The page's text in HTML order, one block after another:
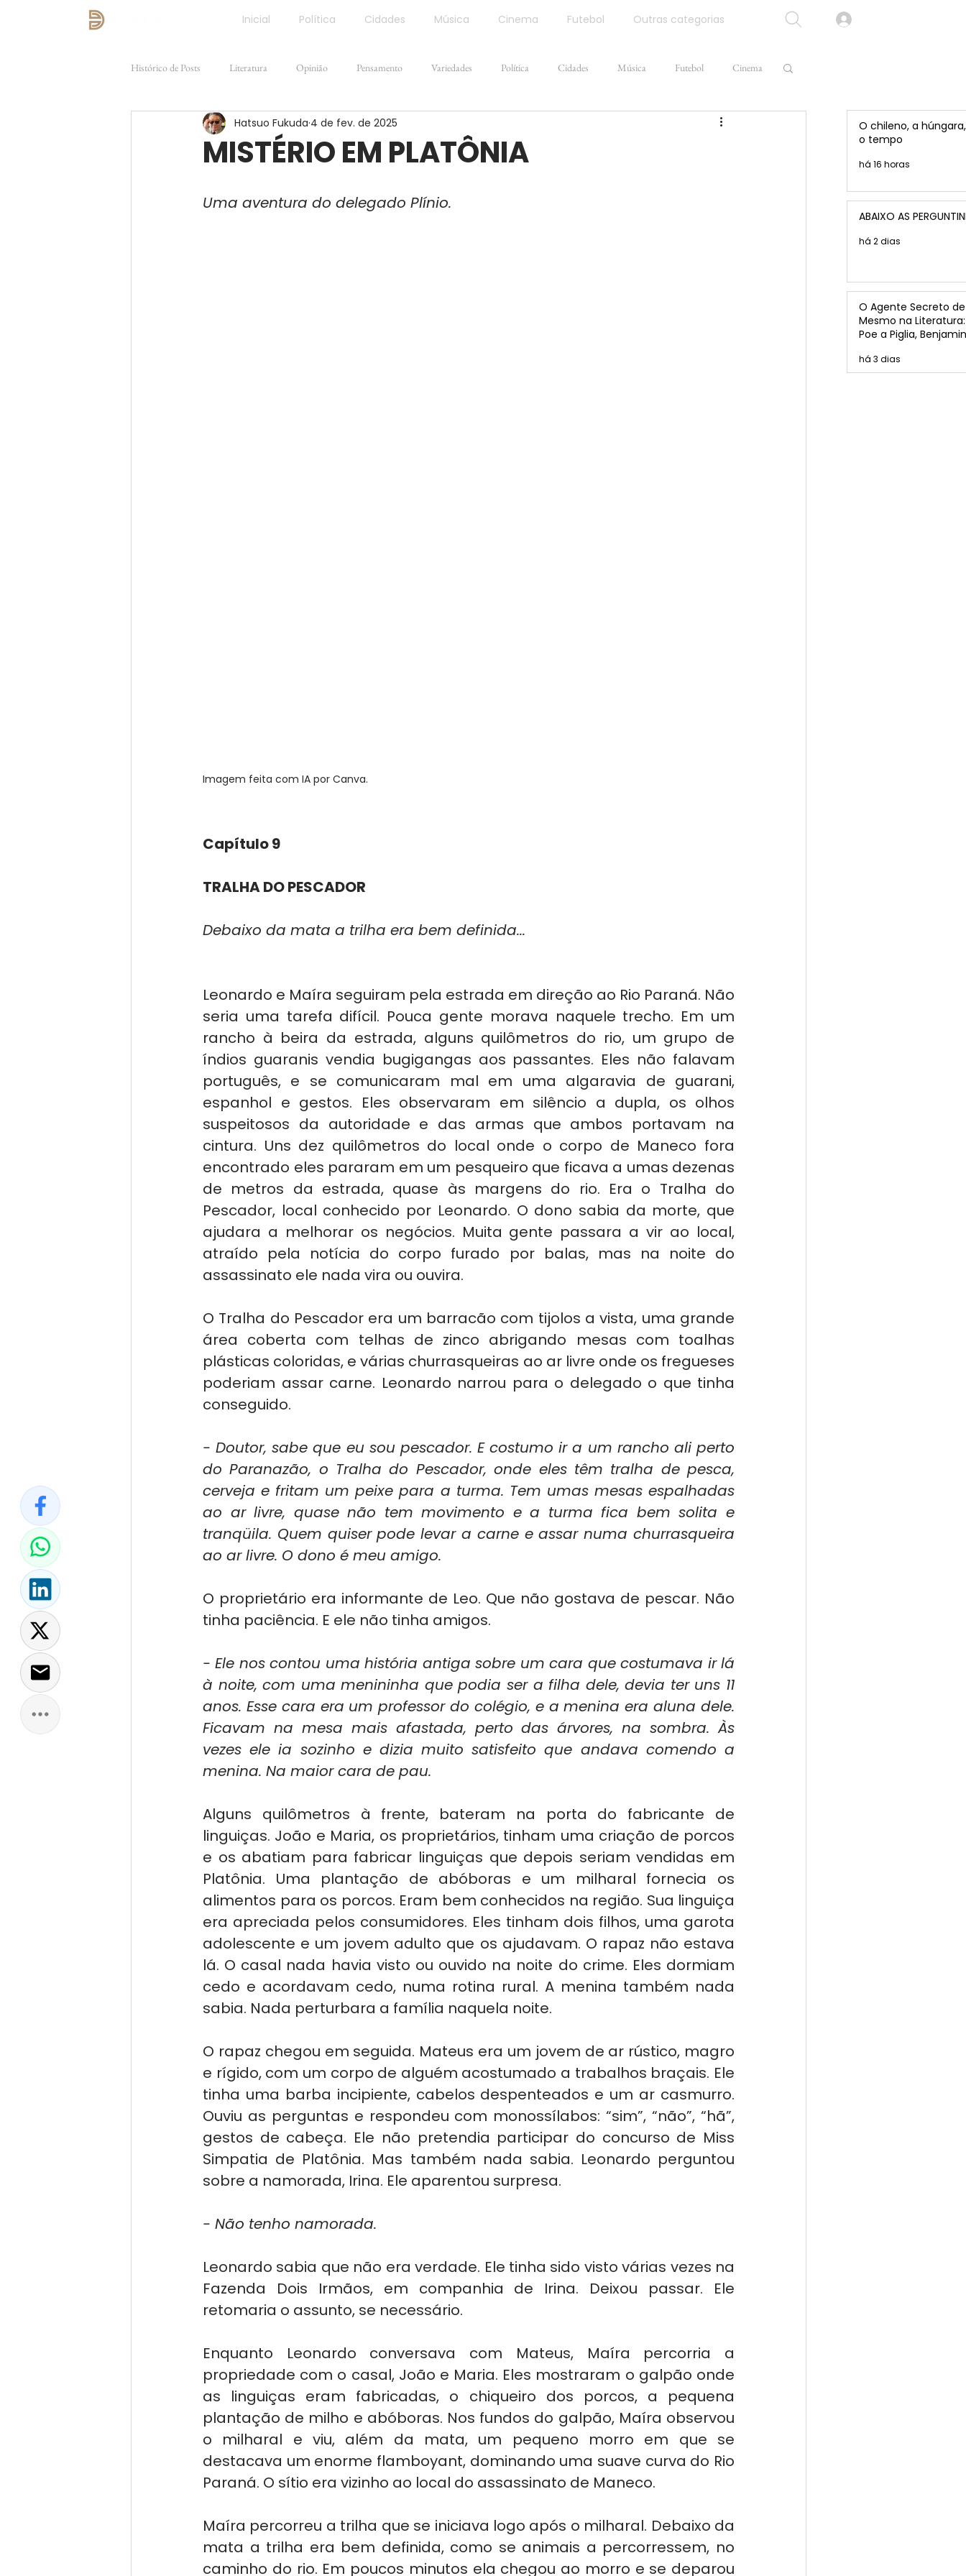
Inicial Política Cidades Música Cinema Futebol Outras categorias
Histórico de Posts Literatura Opinião Pensamento Variedades Política Cidades Música Futebol Cinema
Direito e Justiça FILOSOFIA
MISTÉRIO EM PLATÔNIA
Hatsuo Fukuda 4 de fev. de 2025
Uma aventura do delegado Plínio.
Imagem feita com IA por Canva.
Capítulo 9
TRALHA DO PESCADOR
Debaixo da mata a trilha era bem definida...
Leonardo e Maíra seguiram pela estrada em direção ao Rio Paraná. Não
seria uma tarefa difícil. Pouca gente morava naquele trecho. Em um
rancho à beira da estrada, alguns quilômetros do rio, um grupo de
índios guaranis vendia bugigangas aos passantes. Eles não falavam
português, e se comunicaram mal em uma algaravia de guarani,
espanhol e gestos. Eles observaram em silêncio a dupla, os olhos
suspeitosos da autoridade e das armas que ambos portavam na
cintura. Uns dez quilômetros do local onde o corpo de Maneco fora
encontrado eles pararam em um pesqueiro que ficava a umas dezenas
de metros da estrada, quase às margens do rio. Era o Tralha do
Pescador, local conhecido por Leonardo. O dono sabia da morte, que
ajudara a melhorar os negócios. Muita gente passara a vir ao local,
atraído pela notícia do corpo furado por balas, mas na noite do
assassinato ele nada vira ou ouvira.
O Tralha do Pescador era um barracão com tijolos a vista, uma grande
área coberta com telhas de zinco abrigando mesas com toalhas
plásticas coloridas, e várias churrasqueiras ao ar livre onde os fregueses
poderiam assar carne. Leonardo narrou para o delegado o que tinha
conseguido.
- Doutor, sabe que eu sou pescador. E costumo ir a um rancho ali perto
do Paranazão, o Tralha do Pescador, onde eles têm tralha de pesca,
cerveja e fritam um peixe para a turma. Tem umas mesas espalhadas
ao ar livre, quase não tem movimento e a turma fica bem solita e
tranqüila. Quem quiser pode levar a carne e assar numa churrasqueira
ao ar livre. O dono é meu amigo.
O proprietário era informante de Leo. Que não gostava de pescar. Não
tinha paciência. E ele não tinha amigos.
- Ele nos contou uma história antiga sobre um cara que costumava ir lá
à noite, com uma menininha que podia ser a filha dele, devia ter uns 11
anos. Esse cara era um professor do colégio, e a menina era aluna dele.
Ficavam na mesa mais afastada, perto das árvores, na sombra. Às
vezes ele ia sozinho e dizia muito satisfeito que andava comendo a
menina. Na maior cara de pau.
Alguns quilômetros à frente, bateram na porta do fabricante de
linguiças. João e Maria, os proprietários, tinham uma criação de porcos
e os abatiam para fabricar linguiças que depois seriam vendidas em
Platônia. Uma plantação de abóboras e um milharal fornecia os
alimentos para os porcos. Eram bem conhecidos na região. Sua linguiça
era apreciada pelos consumidores. Eles tinham dois filhos, uma garota
adolescente e um jovem adulto que os ajudavam. O rapaz não estava
lá. O casal nada havia visto ou ouvido na noite do crime. Eles dormiam
cedo e acordavam cedo, numa rotina rural. A menina também nada
sabia. Nada perturbara a família naquela noite.
O rapaz chegou em seguida. Mateus era um jovem de ar rústico, magro
e rígido, com um corpo de alguém acostumado a trabalhos braçais. Ele
tinha uma barba incipiente, cabelos despenteados e um ar casmurro.
Ouviu as perguntas e respondeu com monossílabos: “sim”, “não”, “hã”,
gestos de cabeça. Ele não pretendia participar do concurso de Miss
Simpatia de Platônia. Mas também nada sabia. Leonardo perguntou
sobre a namorada, Irina. Ele aparentou surpresa.
- Não tenho namorada.
Leonardo sabia que não era verdade. Ele tinha sido visto várias vezes na
Fazenda Dois Irmãos, em companhia de Irina. Deixou passar. Ele
retomaria o assunto, se necessário.
Enquanto Leonardo conversava com Mateus, Maíra percorria a
propriedade com o casal, João e Maria. Eles mostraram o galpão onde
as linguiças eram fabricadas, o chiqueiro dos porcos, a pequena
plantação de milho e abóboras. Nos fundos do galpão, Maíra observou
o milharal e viu, além da mata, um pequeno morro em que se
destacava um enorme flamboyant, dominando uma suave curva do Rio
Paraná. O sítio era vizinho ao local do assassinato de Maneco.
Maíra percorreu a trilha que se iniciava logo após o milharal. Debaixo da
mata a trilha era bem definida, como se animais a percorressem, no
caminho do rio. Em poucos minutos ela chegou ao morro e se deparou
O chileno, a
o tempo
há 16 horas
ABAIXO AS
há 2 dias
O Agente Secreto de
Mesmo na
Poe a Piglia,
há 3 dias